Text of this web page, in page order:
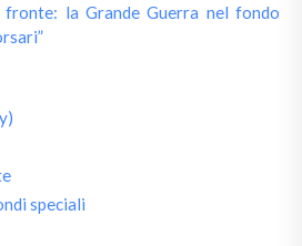
fronte: la Grande Guerra nel fondo
speciali